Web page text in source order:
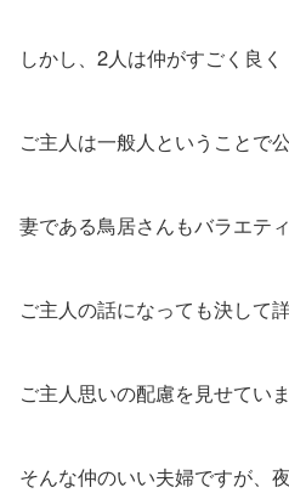
しかし、2人は仲がすごく良く
ご主人は一般人ということで
妻である鳥居さんもバラエテ
ご主人の話になっても決して
ご主人思いの配慮を見せていま
そんな仲のいい夫婦ですが、